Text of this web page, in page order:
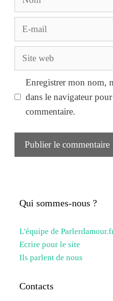
E-
Site
Enregistrer mon nom,
dans le navigateur
commentaire.
Qui sommes-nous ?
L'équipe de
Ecrire pour le site
Ils parlent de nous
Contacts